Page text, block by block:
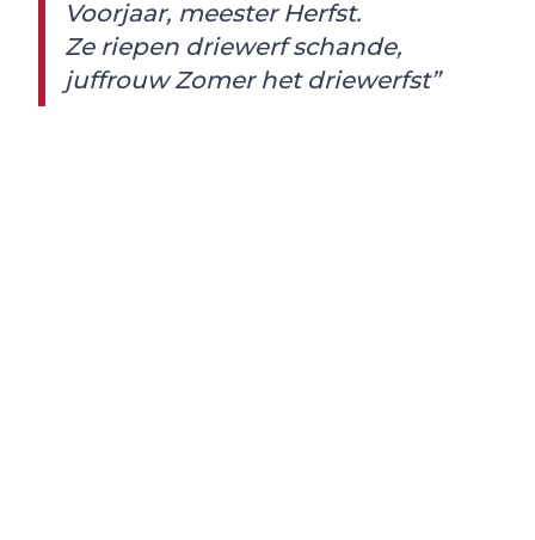
Voorjaar, meester Herfst.
Ze riepen driewerf schande,
juffrouw Zomer het driewerfst”